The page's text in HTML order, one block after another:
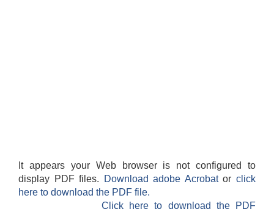
It appears your Web browser is not configured to
display PDF files.
Download adobe Acrobatorclick
here to download the PDF file.
Click here to download the PDF